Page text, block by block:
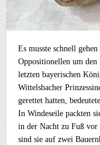
Es musste schnell
Oppositionellen um den
letzten bayerischen
Wittelsbacher
gerettet hatten,
In Windeseile packten
in der Nacht zu Fuß vor
sind sie auf zwei